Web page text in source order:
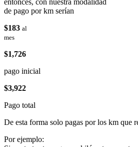
de pago por km serían
$183 al
mes
$1,726
pago inicial
$3,922
Pago total
De esta forma solo pagas por los km que
Por ejemplo: